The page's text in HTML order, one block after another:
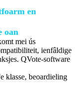
en
oan
mei ús
ienfâldige
QVote-software
klasse, beoardieling